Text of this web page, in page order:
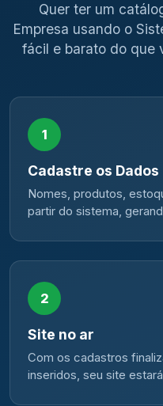
Quer ter um
Empresa usando o
fácil e barato do que
1
Cadastre os Dados
Nomes, produtos,
partir do sistema,
2
Site no ar
Com os cadastros
inseridos, seu site